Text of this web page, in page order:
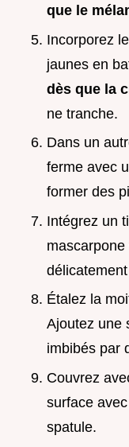
que le
Incorporez
jaunes en
dès que la
ne tranche.
Dans un
ferme avec
former des
Intégrez un
Étalez la
Ajoutez une
imbibés par
Couvrez
surface
spatule.